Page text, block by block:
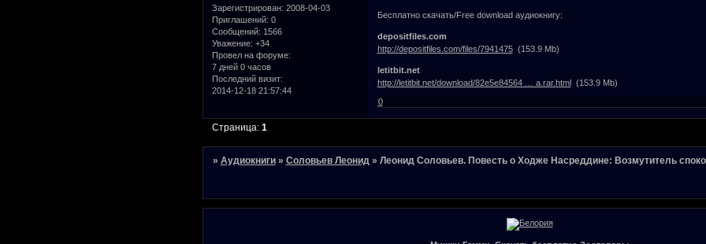
Зарегистрирован: 2008-04-03
Приглашений: 0
Сообщений: 1566
Уважение: +34
Провел на форуме:
7 дней 0 часов
Последний визит:
2014-12-18 21:57:44
Бесплатно скачать/Free download аудиокнигу:
depositfiles.com
http://depositfiles.com/files/7941475(153.9 Mb)
letitbit.net
http://letitbit.net/download/82e5e84564 … a.rar.html(153.9 Mb)
0
Страница: 1
» Аудиокниги » Соловьев Леонид » Леонид Соловьев. Повесть о Ходже Насреддине: Возмутитель